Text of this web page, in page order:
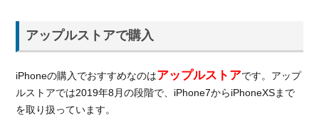
金プラ
ンがわ
すい
5.2.
UQモ
アップルストアで購入
iPhoneの購入でおすすめなのはアップルストアです。アップ
ルストアでは2019年8月の段階で、iPhone7からiPhoneXSまで
を取り扱っています。